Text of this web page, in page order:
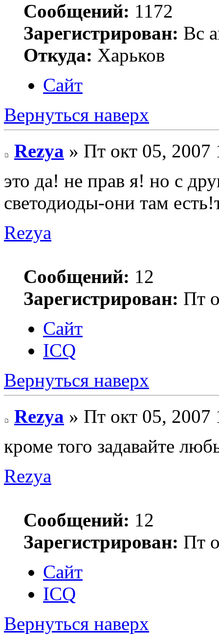
Сообщений: 1172
Зарегистрирован: Вс
Откуда: Харьков
Сайт
Вернуться наверх
Rezya » Пт окт 05, 2007
это да! не прав я! но с
светодиоды-они там
Rezya
Сообщений: 12
Зарегистрирован: Пт
Сайт
ICQ
Вернуться наверх
Rezya » Пт окт 05, 2007
кроме того задавайте
Rezya
Сообщений: 12
Зарегистрирован: Пт
Сайт
ICQ
Вернуться наверх